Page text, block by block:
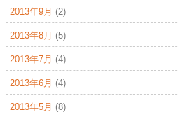
2013年9月 (2)
2013年8月 (5)
2013年7月 (4)
2013年6月 (4)
2013年5月 (8)